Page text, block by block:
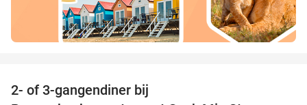
2- of 3-gangendiner bij